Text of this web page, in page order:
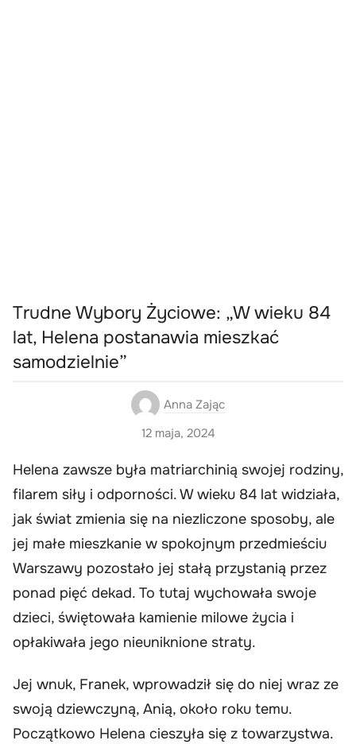
Trudne Wybory Życiowe: „W wieku 84
lat, Helena postanawia mieszkać
samodzielnie”
Anna Zając
12 maja, 2024
Helena zawsze była matriarchinią swojej rodziny,
filarem siły i odporności. W wieku 84 lat widziała,
jak świat zmienia się na niezliczone sposoby, ale
jej małe mieszkanie w spokojnym przedmieściu
Warszawy pozostało jej stałą przystanią przez
ponad pięć dekad. To tutaj wychowała swoje
dzieci, świętowała kamienie milowe życia i
opłakiwała jego nieuniknione straty.
Jej wnuk, Franek, wprowadził się do niej wraz ze
swoją dziewczyną, Anią, około roku temu.
Początkowo Helena cieszyła się z towarzystwa.